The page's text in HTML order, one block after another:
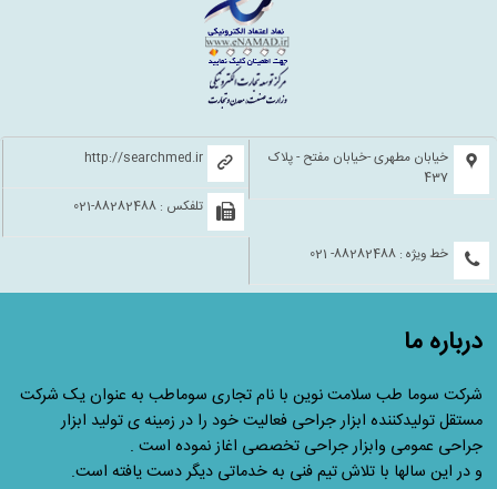
خیابان مطهری -خیابان مفتح - پلاک
437
http://searchmed.ir
تلفکس : 88282488-021
خط ویژه : 88282488- 021
درباره ما
شرکت سوما طب سلامت نوین با نام تجاری سوماطب به عنوان یک شرکت
مستقل تولیدکننده ابزار جراحی فعالیت خود را در زمینه ی تولید ابزار
جراحی عمومی وابزار جراحی تخصصی اغاز نموده است .
و در این سالها با تلاش تیم فنی به خدماتی دیگر دست یافته است.